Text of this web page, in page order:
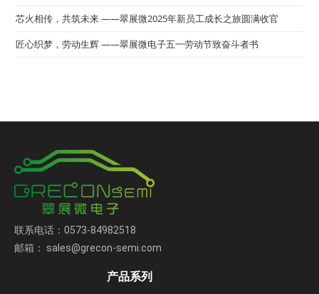
芯火相传，共筑未来 ——翠展微2025年新员工成长之旅圆满收官
匠心织梦，劳动生辉 ——翠展微电子五一劳动节致奋斗者书
联系电话：0573-84982518
邮箱： sales@grecon-semi.com
产品系列